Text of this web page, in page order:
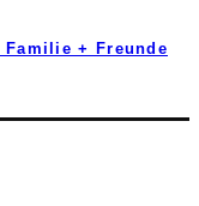
Familie + Freunde